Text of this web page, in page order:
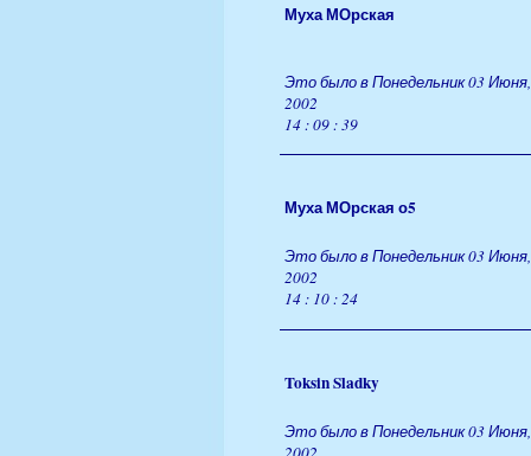
Муха МОрская
Это было в Понедельник 03 Июня,
2002
14 : 09 : 39
Муха МОрская о5
Это было в Понедельник 03 Июня,
2002
14 : 10 : 24
Toksin Sladky
Это было в Понедельник 03 Июня,